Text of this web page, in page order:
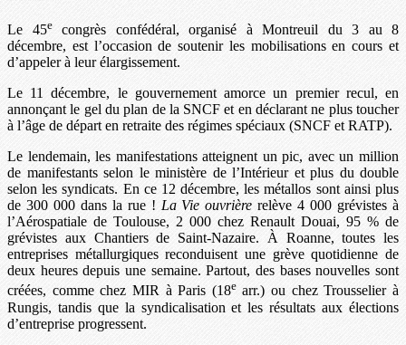
Le 45econgrès confédéral, organisé à Montreuil du 3 au 8
décembre, est l’occasion de soutenir les mobilisations en cours et
d’appeler à leur élargissement.
Le 11 décembre, le gouvernement amorce un premier recul, en
annonçant le gel du plan de la SNCF et en déclarant ne plus toucher
à l’âge de départ en retraite des régimes spéciaux (SNCF et RATP).
Le lendemain, les manifestations atteignent un pic, avec un million
de manifestants selon le ministère de l’Intérieur et plus du double
selon les syndicats. En ce 12 décembre, les métallos sont ainsi plus
de 300 000 dans la rue ! La Vie ouvrière relève 4 000 grévistes à
l’Aérospatiale de Toulouse, 2 000 chez Renault Douai, 95 % de
grévistes aux Chantiers de Saint-Nazaire. À Roanne, toutes les
entreprises métallurgiques reconduisent une grève quotidienne de
deux heures depuis une semaine. Partout, des bases nouvelles sont
créées, comme chez MIR à Paris (18earr.) ou chez Trousselier à
Rungis, tandis que la syndicalisation et les résultats aux élections
d’entreprise progressent.